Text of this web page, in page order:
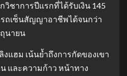
วิชาการปีแรกที่ได้รับเงิน 145
ถเซ็นสัญญาอาชีพได้จนกว่า
ถุนายน
แฮม เน้นย้ำถึงการกัดของเขา
และความก้าว หน้าทาง